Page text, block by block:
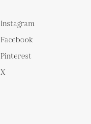
Instagram
Facebook
Pinterest
X